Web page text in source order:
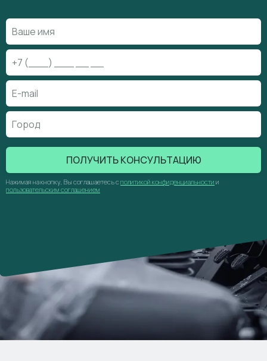
Нажимая на кнопку, Вы соглашаетесь с политикой конфиденциальности и
пользовательским соглашением
ПОЛУЧИТЬ КОНСУЛЬТАЦИЮ